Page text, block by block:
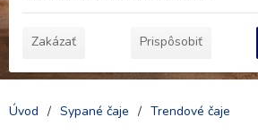
Úvod / Sypané čaje / Trendové čaje
Zakázať Prispôsobiť